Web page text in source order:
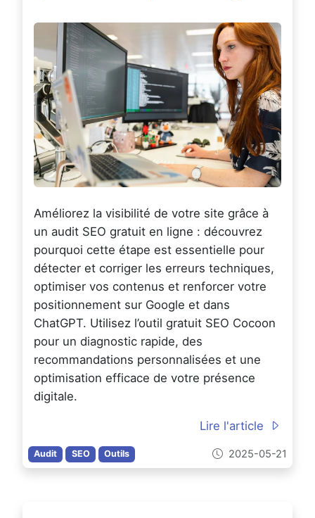
Améliorez la visibilité de votre site grâce à
un audit SEO gratuit en ligne : découvrez
pourquoi cette étape est essentielle pour
détecter et corriger les erreurs techniques,
optimiser vos contenus et renforcer votre
positionnement sur Google et dans
ChatGPT. Utilisez l’outil gratuit SEO Cocoon
pour un diagnostic rapide, des
recommandations personnalisées et une
optimisation efficace de votre présence
digitale.
Lire l'article
Audit SEO Outils 2025-05-21